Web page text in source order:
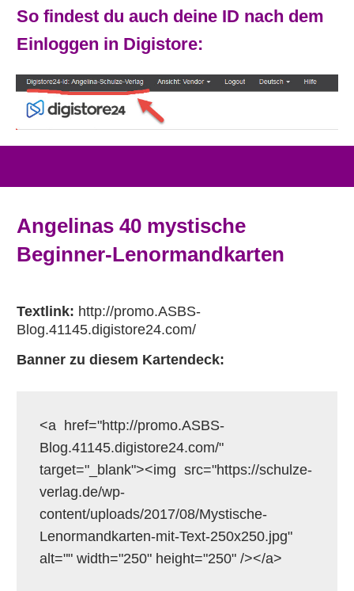
So findest du auch deine ID nach dem
Einloggen in Digistore:
Angelinas 40 mystische
Beginner-Lenormandkarten
Textlink: http://promo.ASBS-
Blog.41145.digistore24.com/
Banner zu diesem Kartendeck:
<a  href="http://promo.ASBS-
Blog.41145.digistore24.com/"
target="_blank"><img  src="https://schulze-
verlag.de/wp-
content/uploads/2017/08/Mystische-
Lenormandkarten-mit-Text-250x250.jpg"
alt="" width="250" height="250" /></a>